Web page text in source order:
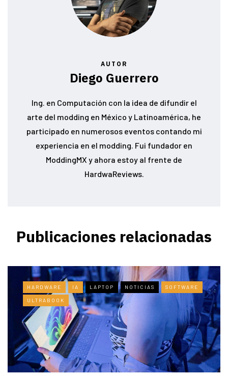
AUTOR
Diego Guerrero
Ing. en Computación con la idea de difundir el
arte del modding en México y Latinoamérica, he
participado en numerosos eventos contando mi
experiencia en el modding. Fui fundador en
ModdingMX y ahora estoy al frente de
HardwaReviews.
Publicaciones relacionadas
HARDWARE IA LAPTOP NOTICIAS SOFTWARE
ULTRABOOK